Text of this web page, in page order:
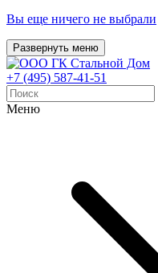
Вы еще ничего не выбрали
Развернуть меню
+7 (495) 587-41-51
Меню